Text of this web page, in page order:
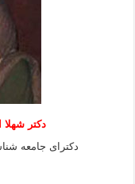
دكتر شهلا
دكتراى جامعه